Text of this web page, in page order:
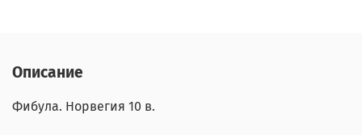
Описание
Фибула. Норвегия 10 в.